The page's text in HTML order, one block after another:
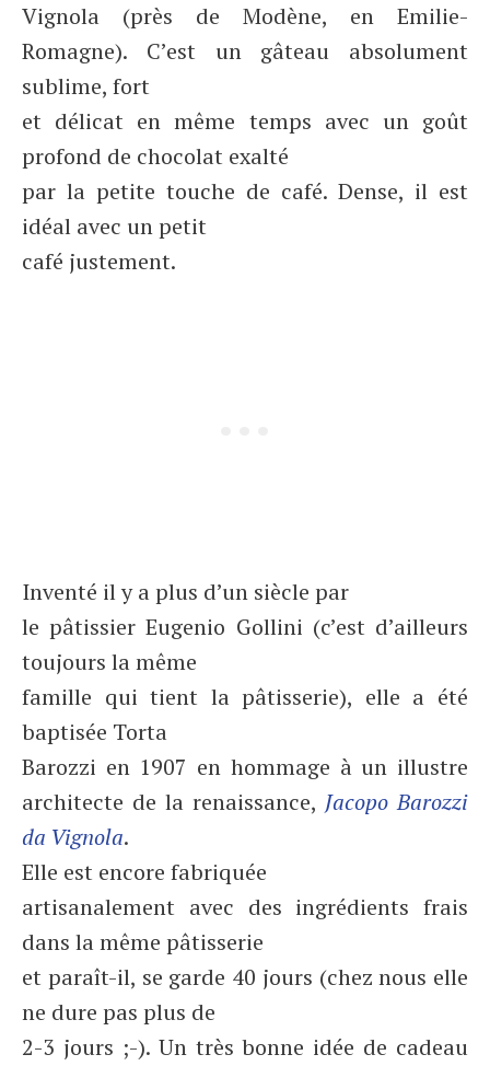
Vignola (près de Modène, en Emilie-
Romagne). C’est un gâteau absolument
sublime, fort
et délicat en même temps avec un goût
profond de chocolat exalté
par la petite touche de café. Dense, il est
idéal avec un petit
café justement.
Inventé il y a plus d’un siècle par
le pâtissier Eugenio Gollini (c’est d’ailleurs
toujours la même
famille qui tient la pâtisserie), elle a été
baptisée Torta
Barozzi en 1907 en hommage à un illustre
architecte de la renaissance, Jacopo Barozzi
da Vignola.
Elle est encore fabriquée
artisanalement avec des ingrédients frais
dans la même pâtisserie
et paraît-il, se garde 40 jours (chez nous elle
ne dure pas plus de
2-3 jours ;-). Un très bonne idée de cadeau